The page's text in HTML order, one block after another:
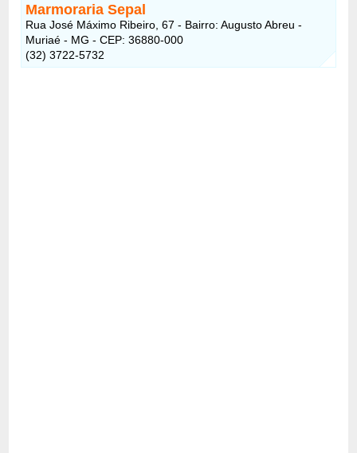
Marmoraria Sepal
Rua José Máximo Ribeiro, 67 - Bairro: Augusto Abreu -
Muriaé - MG - CEP: 36880-000
(32) 3722-5732